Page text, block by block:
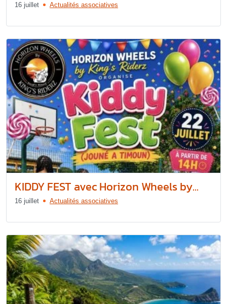
16 juillet Actualités associatives
KIDDY FEST avec Horizon Wheels by...
16 juillet Actualités associatives